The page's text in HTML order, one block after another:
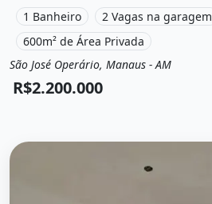
1 Banheiro
2 Vagas na garagem
600m² de Área Privada
Venda
Loja
São José Operário, Manaus - AM
R$2.200.000